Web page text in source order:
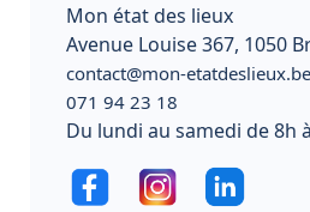
Mon état des lieux
Avenue Louise 367, 1050
contact@mon-etatdeslieux.be
071 94 23 18
Du lundi au samedi de 8h